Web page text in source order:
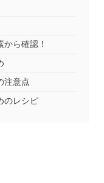
ら確認！
注意点
のレシピ